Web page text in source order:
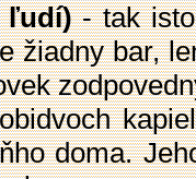
ľudí)- tak isto
žiadny bar,
doma.